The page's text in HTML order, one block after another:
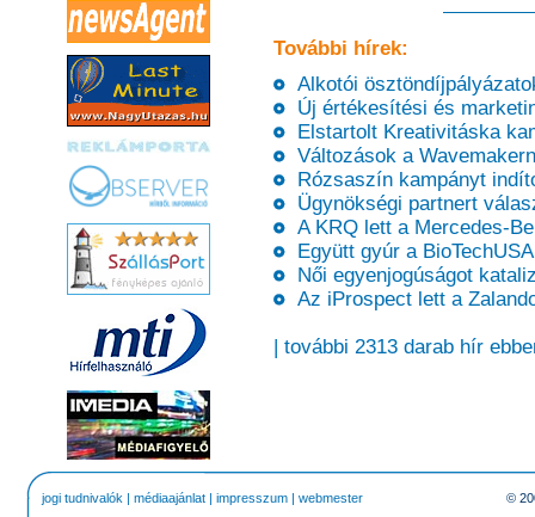
További hírek:
Alkotói
Új értékesítési és
Elstartolt Kreativitáska
Változások a
Rózsaszín kampányt
Ügynökségi partnert
A KRQ lett a Mercedes-
Együtt gyúr a
Női egyenjogúságot
Az iProspect lett a
| további 2313 darab hír
jogi tudnivalók | médiaajánlat | impresszum | webmester ©